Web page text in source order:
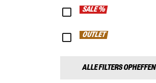
SALE %
OUTLET
ALLE FILTERS OPHEFFEN